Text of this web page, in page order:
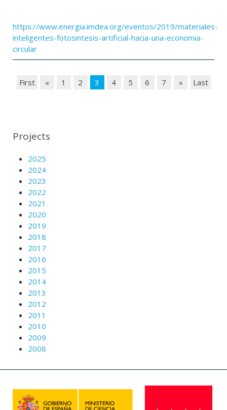
https://www.energia.imdea.org/eventos/2019/materiales-
inteligentes-fotosintesis-artificial-hacia-una-economia-
circular
First « 1 2 3 4 5 6 7 » Last
Projects
2025
2024
2023
2022
2021
2020
2019
2018
2017
2016
2015
2014
2013
2012
2011
2010
2009
2008